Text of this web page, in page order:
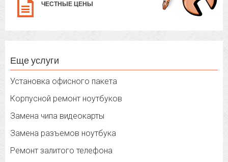
ЧЕСТНЫЕ ЦЕНЫ
Еще услуги
Установка офисного пакета
Корпусной ремонт ноутбуков
Замена чипа видеокарты
Замена разъемов ноутбука
Ремонт залитого телефона